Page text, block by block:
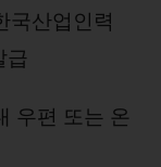
국산업인력
급
우편 또는 온